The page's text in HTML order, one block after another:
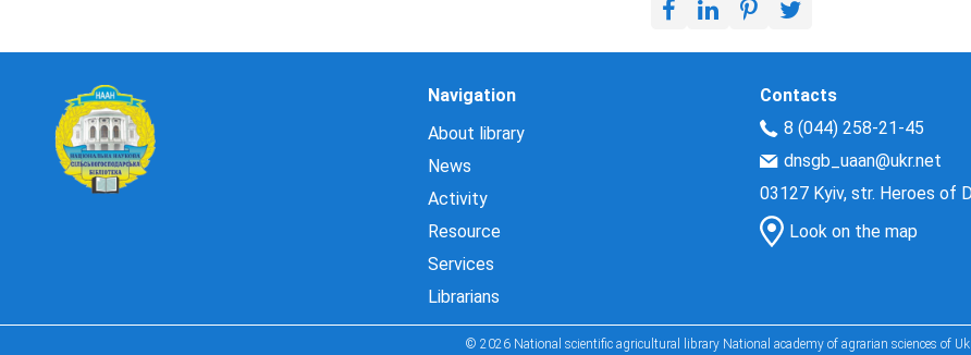
Navigation
About library
News
Activity
Resource
Services
Librarians
Contacts
8 (044) 258-21-45
dnsgb_uaan@ukr.net
03127 Kyiv, str. Heroes of
Look on the map
© 2026 National scientific agricultural library National academy of agrarian sciences of